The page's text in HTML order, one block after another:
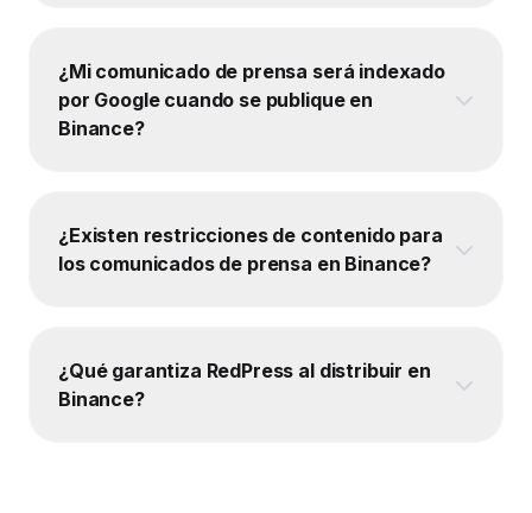
¿Mi comunicado de prensa será indexado
por Google cuando se publique en
Binance?
¿Existen restricciones de contenido para
los comunicados de prensa en Binance?
¿Qué garantiza RedPress al distribuir en
Binance?